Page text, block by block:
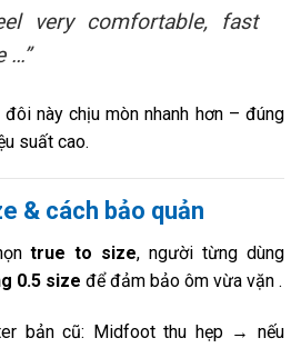
very comfortable, fast
…”
này chịu mòn nhanh hơn – đúng
suất cao.
& cách bảo quản
true to size, người từng dùng
0.5 size để đảm bảo ôm vừa vặn.
bản cũ: Midfoot thu hẹp → nếu